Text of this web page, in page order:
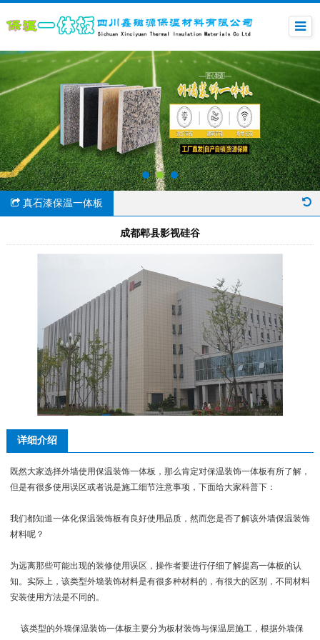
真石漆保温一体板
成都郫县影视硅谷
详细介绍
既然大家选择外墙使用保温装饰一体板，那么肯定对保温装饰一体板有所了解，
但是有很多使用误区或者说是施工细节注意事项，下面给大家科普下：
我们都知道一体化保温装饰板有良好使用品质，然而您是否了解该外墙保温装饰
材料呢？
为远离那些可能出现的装修使用误区，操作者要进行仔细了解提高一体板的认
知。实际上，该类型外墙装饰材料是有很多种材料的，有很大的区别，不同材料
安装使用方法是不同的。
该类型的外墙保温装饰一体板主要分为板材装饰与保温层施工，根据外墙保